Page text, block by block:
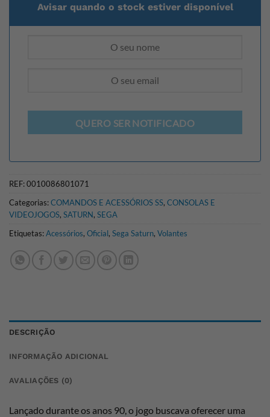
Avisar quando o stock estiver disponível
QUERO SER NOTIFICADO
REF:0010086801071
Categorias:COMANDOS E ACESSÓRIOS SS, CONSOLAS E
VIDEOJOGOS, SATURN, SEGA
Etiquetas:Acessórios, Oficial, Sega Saturn, Volantes
DESCRIÇÃO
INFORMAÇÃO ADICIONAL
AVALIAÇÕES (0)
Lançado durante os anos 90, o jogo buscava oferecer uma